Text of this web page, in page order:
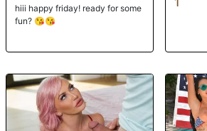
hiii happy friday! ready for some
fun? 😘😘